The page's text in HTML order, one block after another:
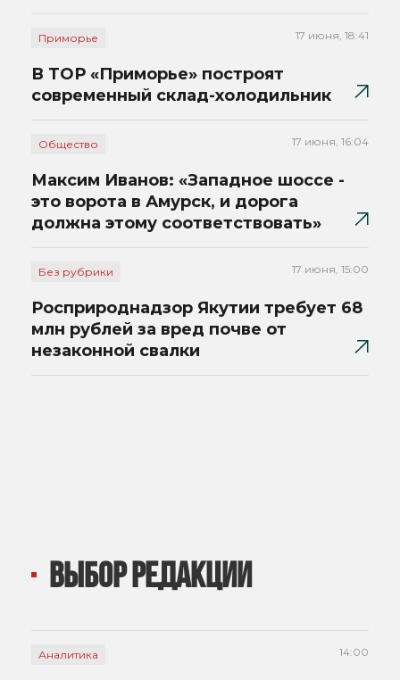
Приморье 17 июня, 18:41
В ТОР «Приморье» построят
современный склад-холодильник
Общество 17 июня, 16:04
Максим Иванов: «Западное шоссе -
это ворота в Амурск, и дорога
должна этому соответствовать»
Без рубрики 17 июня, 15:00
Росприроднадзор Якутии требует 68
млн рублей за вред почве от
незаконной свалки
ВЫБОР РЕДАКЦИИ
Аналитика 14:00